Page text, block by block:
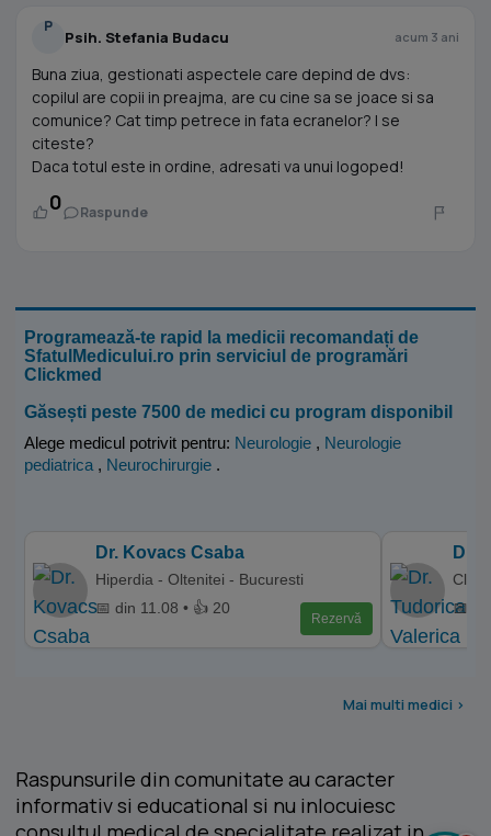
P
Psih. Stefania Budacu acum 3 ani
Buna ziua, gestionati aspectele care depind de dvs:
copilul are copii in preajma, are cu cine sa se joace si sa
comunice? Cat timp petrece in fata ecranelor? I se
citeste?
Daca totul este in ordine, adresati va unui logoped!
0 Raspunde
Programează-te rapid la medicii recomandați de
SfatulMedicului.ro prin serviciul de programări
Clickmed
Găsești peste 7500 de medici cu program disponibil
Alege medicul potrivit pentru: Neurologie , Neurologie
pediatrica , Neurochirurgie .
Dr. Kovacs Csaba
Hiperdia - Oltenitei - Bucuresti
📅 din 11.08 • 👍 20
Rezervă
Dr.
📅
Mai multi medici >
Raspunsurile din comunitate au caracter
informativ si educational si nu inlocuiesc